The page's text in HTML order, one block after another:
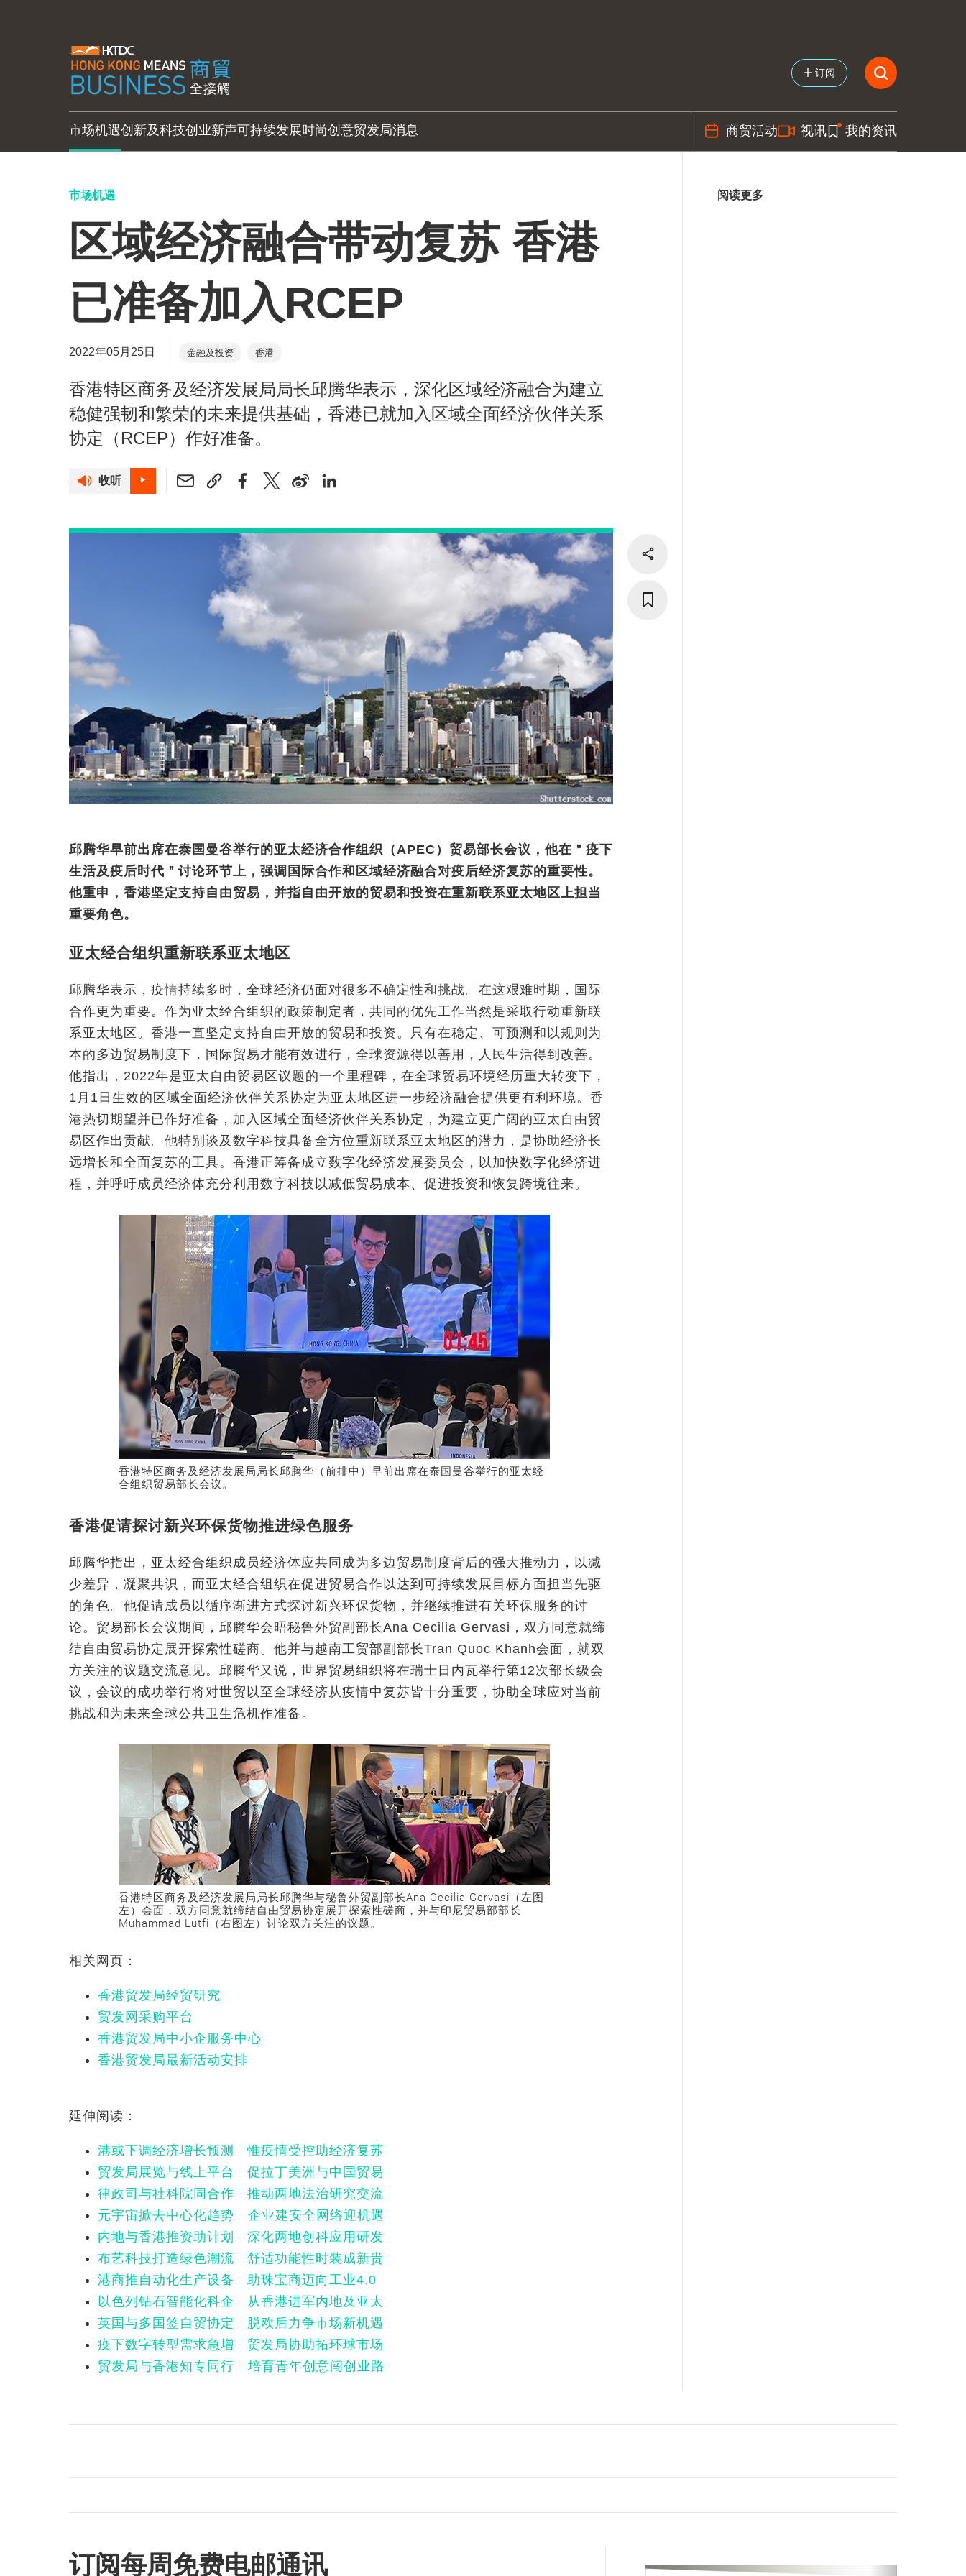
订阅
市场机遇创新及科技创业新声可持续发展时尚创意贸发局消息 商贸活动 视讯 我的资讯
市场机遇
区域经济融合带动复苏 香港
已准备加入RCEP
2022年05月25日 金融及投资 香港
香港特区商务及经济发展局局长邱腾华表示，深化区域经济融合为建立
稳健强韧和繁荣的未来提供基础，香港已就加入区域全面经济伙伴关系
协定（RCEP）作好准备。
收听
邱腾华早前出席在泰国曼谷举行的亚太经济合作组织（APEC）贸易部长会议，他在＂疫下
生活及疫后时代＂讨论环节上，强调国际合作和区域经济融合对疫后经济复苏的重要性。
他重申，香港坚定支持自由贸易，并指自由开放的贸易和投资在重新联系亚太地区上担当
重要角色。
亚太经合组织重新联系亚太地区
邱腾华表示，疫情持续多时，全球经济仍面对很多不确定性和挑战。在这艰难时期，国际
合作更为重要。作为亚太经合组织的政策制定者，共同的优先工作当然是采取行动重新联
系亚太地区。香港一直坚定支持自由开放的贸易和投资。只有在稳定、可预测和以规则为
本的多边贸易制度下，国际贸易才能有效进行，全球资源得以善用，人民生活得到改善。
他指出，2022年是亚太自由贸易区议题的一个里程碑，在全球贸易环境经历重大转变下，
1月1日生效的区域全面经济伙伴关系协定为亚太地区进一步经济融合提供更有利环境。香
港热切期望并已作好准备，加入区域全面经济伙伴关系协定，为建立更广阔的亚太自由贸
易区作出贡献。他特别谈及数字科技具备全方位重新联系亚太地区的潜力，是协助经济长
远增长和全面复苏的工具。香港正筹备成立数字化经济发展委员会，以加快数字化经济进
程，并呼吁成员经济体充分利用数字科技以减低贸易成本、促进投资和恢复跨境往来。
香港特区商务及经济发展局局长邱腾华（前排中）早前出席在泰国曼谷举行的亚太经
合组织贸易部长会议。
香港促请探讨新兴环保货物推进绿色服务
邱腾华指出，亚太经合组织成员经济体应共同成为多边贸易制度背后的强大推动力，以减
少差异，凝聚共识，而亚太经合组织在促进贸易合作以达到可持续发展目标方面担当先驱
的角色。他促请成员以循序渐进方式探讨新兴环保货物，并继续推进有关环保服务的讨
论。贸易部长会议期间，邱腾华会晤秘鲁外贸副部长Ana Cecilia Gervasi，双方同意就缔
结自由贸易协定展开探索性磋商。他并与越南工贸部副部长Tran Quoc Khanh会面，就双
方关注的议题交流意见。邱腾华又说，世界贸易组织将在瑞士日内瓦举行第12次部长级会
议，会议的成功举行将对世贸以至全球经济从疫情中复苏皆十分重要，协助全球应对当前
挑战和为未来全球公共卫生危机作准备。
香港特区商务及经济发展局局长邱腾华与秘鲁外贸副部长Ana Cecilia Gervasi（左图
左）会面，双方同意就缔结自由贸易协定展开探索性磋商，并与印尼贸易部部长
Muhammad Lutfi（右图左）讨论双方关注的议题。
相关网页：
香港贸发局经贸研究
贸发网采购平台
香港贸发局中小企服务中心
香港贸发局最新活动安排
延伸阅读：
港或下调经济增长预测 惟疫情受控助经济复苏
贸发局展览与线上平台 促拉丁美洲与中国贸易
律政司与社科院同合作 推动两地法治研究交流
元宇宙掀去中心化趋势 企业建安全网络迎机遇
内地与香港推资助计划 深化两地创科应用研发
布艺科技打造绿色潮流 舒适功能性时装成新贵
港商推自动化生产设备 助珠宝商迈向工业4.0
以色列钻石智能化科企 从香港进军内地及亚太
英国与多国签自贸协定 脱欧后力争市场新机遇
疫下数字转型需求急增 贸发局协助拓环球市场
贸发局与香港知专同行 培育青年创意闯创业路
阅读更多
订阅每周免费电邮通讯